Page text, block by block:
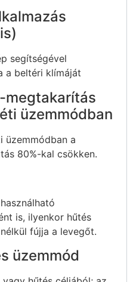
segítségével
a beltéri klímáját
megtakarítás
üzemmódban
üzemmódban a
80%-kal csökken.
is, ilyenkor hűtés
fújja a levegőt.
üzemmód